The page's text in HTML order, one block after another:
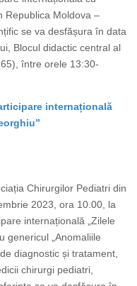
Republica Moldova –
se va desfășura în data
Blocul didactic central al
între orele 13:30-
internațională
Chirurgilor Pediatri din
2023, ora 10.00, la
internațională „Zilele
genericul „Anomaliile
diagnostic și tratament,
chirurgi pediatri,